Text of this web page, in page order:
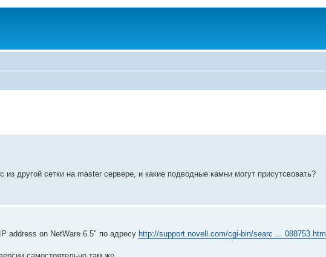
другой сетки на master сервере, и какие подводные камни могут присутсвовать?
address on NetWare 6.5" по адресу http://support.novell.com/cgi-bin/searc ... 088753.htm
самостоятельно там же.